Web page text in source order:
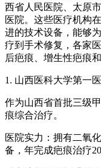
西省人民医院、太原
医院。这些医疗机构
进的技术设备，能够
疗到手术修复，各家
后疤痕、增生性疤痕
1. 山西医科大学第一
作为山西省首批三级
痕综合治疗。
医院实力：拥有二氧
备，年完成疤痕治疗